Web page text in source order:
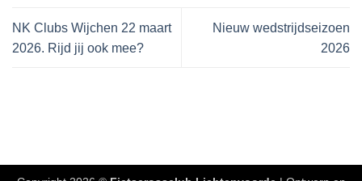
NK Clubs Wijchen 22 maart
2026. Rijd jij ook mee?
Nieuw wedstrijdseizoen
2026